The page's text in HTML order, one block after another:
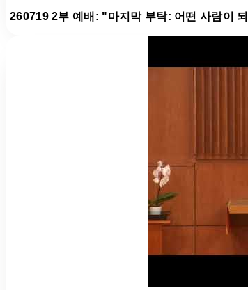
260719 2부 예배: "마지막 부탁: 어떤 사람이